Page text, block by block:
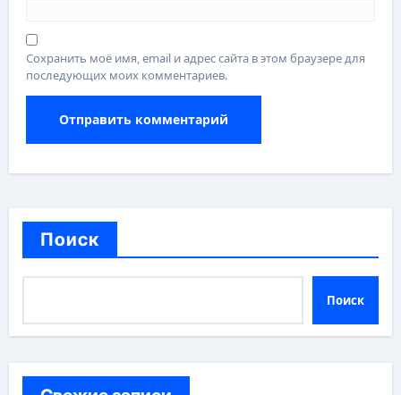
Сохранить моё имя, email и адрес сайта в этом браузере для
последующих моих комментариев.
Поиск
Поиск